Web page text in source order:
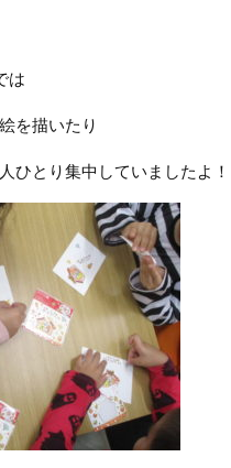
は
を描いたり
ひとり集中していましたよ